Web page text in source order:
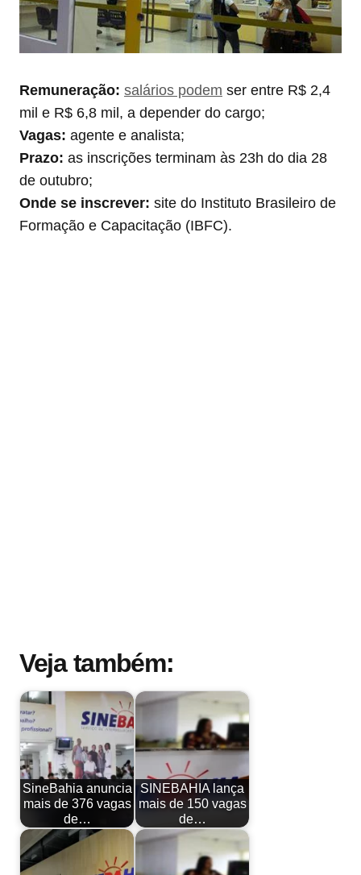
Remuneração: salários podem ser entre R$ 2,4
mil e R$ 6,8 mil, a depender do cargo;
Vagas: agente e analista;
Prazo: as inscrições terminam às 23h do dia 28
de outubro;
Onde se inscrever: site do Instituto Brasileiro de
Formação e Capacitação (IBFC).
Veja também:
SineBahia anuncia
mais de 376 vagas
de…
SINEBAHIA lança
mais de 150 vagas
de…